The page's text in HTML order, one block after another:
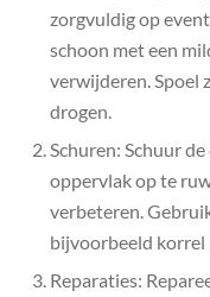
zorgvuldig op
schoon met een
verwijderen. Spoel
drogen.
Schuren: Schuur
oppervlak op te
verbeteren.
bijvoorbeeld korrel
Reparaties: